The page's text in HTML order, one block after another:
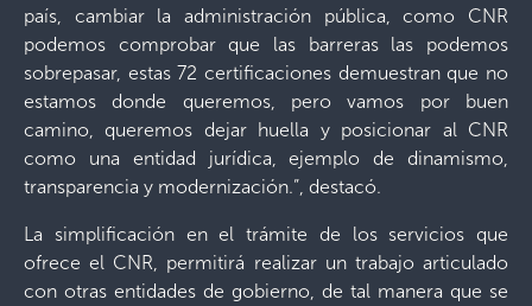
país, cambiar la administración pública, como CNR
podemos comprobar que las barreras las podemos
sobrepasar, estas 72 certificaciones demuestran que no
estamos donde queremos, pero vamos por buen
camino, queremos dejar huella y posicionar al CNR
como una entidad jurídica, ejemplo de dinamismo,
transparencia y modernización.”, destacó.
La simplificación en el trámite de los servicios que
ofrece el CNR, permitirá realizar un trabajo articulado
con otras entidades de gobierno, de tal manera que se